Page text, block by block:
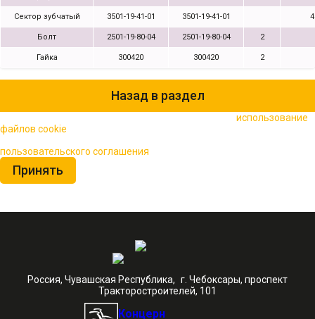
Сектор зубчатый 3501-19-41-01 3501-19-41-01 4
Болт 2501-19-80-04 2501-19-80-04 2
Гайка 300420 300420 2
Назад в раздел
использование
файлов cookie
пользовательского соглашения
Принять
Россия, Чувашская Республика, г. Чебоксары, проспект
Тракторостроителей, 101
Концерн